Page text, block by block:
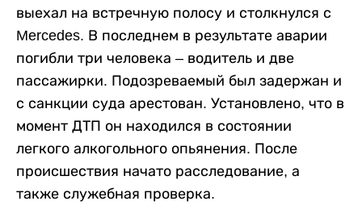
выехал на встречную полосу и столкнулся с
Mercedes. В последнем в результате аварии
погибли три человека – водитель и две
пассажирки. Подозреваемый был задержан и
с санкции суда арестован. Установлено, что в
момент ДТП он находился в состоянии
легкого алкогольного опьянения. После
происшествия начато расследование, а
также служебная проверка.